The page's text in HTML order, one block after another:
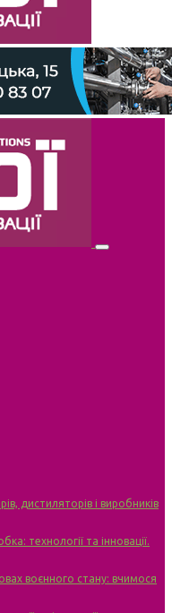
дистиляторів і виробників
технології та інновації.
воєнного стану: вчимося